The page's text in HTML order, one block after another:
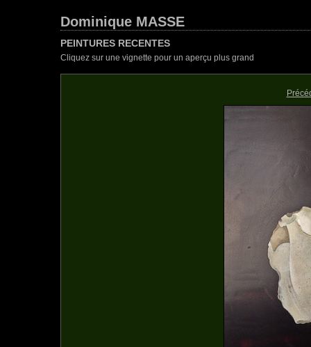
Dominique MASSE
PEINTURES RECENTES
Cliquez sur une vignette pour un aperçu plus grand